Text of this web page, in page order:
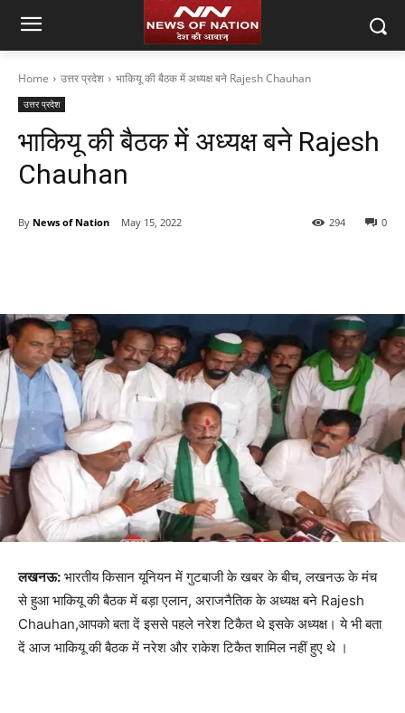
Home उत्तर प्रदेश भाकियू की बैठक में अध्यक्ष बने Rajesh Chauhan
उत्तर प्रदेश
भाकियू की बैठक में अध्यक्ष बने Rajesh
Chauhan
By News of Nation May 15, 2022 0
294
लखनऊ: भारतीय किसान यूनियन में गुटबाजी के खबर के बीच, लखनऊ के मंच
से हुआ भाकियू की बैठक में बड़ा एलान, अराजनैतिक के अध्यक्ष बने Rajesh
Chauhan,आपको बता दें इससे पहले नरेश टिकैत थे इसके अध्यक्ष। ये भी बता
दें आज भाकियू की बैठक में नरेश और राकेश टिकैत शामिल नहीं हुए थे ।